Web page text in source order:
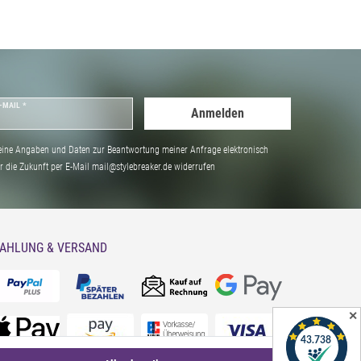
MAIL *
Anmelden
Angaben und Daten zur Beantwortung meiner Anfrage elektronisch
Zukunft per E-Mail mail@stylebreaker.de widerrufen
& VERSAND
✕